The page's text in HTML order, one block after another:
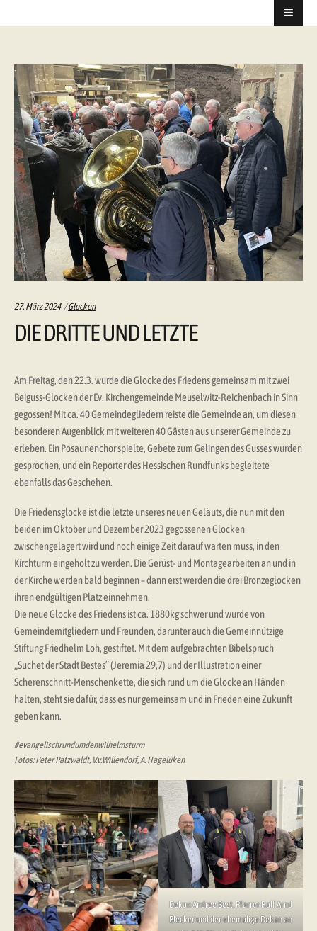
27. März 2024 Categories:
Glocken
DIE DRITTE UND LETZTE
Am Freitag, den 22.3. wurde die Glocke des Friedens gemeinsam mit zwei
Beiguss-Glocken der Ev. Kirchengemeinde Meuselwitz-Reichenbach in Sinn
gegossen! Mit ca. 40 Gemeindegliedern reiste die Gemeinde an, um diesen
besonderen Augenblick mit weiteren 40 Gästen aus unserer Gemeinde zu
erleben. Ein Posaunenchor spielte, Gebete zum Gelingen des Gusses wurden
gesprochen, und ein Reporter des Hessischen Rundfunks begleitete
ebenfalls das Geschehen.
Die Friedensglocke ist die letzte unseres neuen Geläuts, die nun mit den
beiden im Oktober und Dezember 2023 gegossenen Glocken
zwischengelagert wird und noch einige Zeit darauf warten muss, in den
Kirchturm eingeholt zu werden. Die Gerüst- und Montagearbeiten an und in
der Kirche werden bald beginnen – dann erst werden die drei Bronzeglocken
ihren endgültigen Platz einnehmen.
Die neue Glocke des Friedens ist ca. 1880kg schwer und wurde von
Gemeindemitgliedern und Freunden, darunter auch die Gemeinnützige
Stiftung Friedhelm Loh, gestiftet. Mit dem aufgebrachten Bibelspruch
„Suchet der Stadt Bestes” (Jeremia 29,7) und der Illustration einer
Scherenschnitt-Menschenkette, die sich rund um die Glocke an Händen
halten, steht sie dafür, dass es nur gemeinsam und in Frieden eine Zukunft
geben kann.
#evangelischrundumdenwilhelmsturm
Fotos: Peter Patzwaldt, V.v.Willendorf, A. Hagelüken
Dekan Andree Best, Pfarrer Ralf Arnd
Blecker und der ehemalige Dekan an